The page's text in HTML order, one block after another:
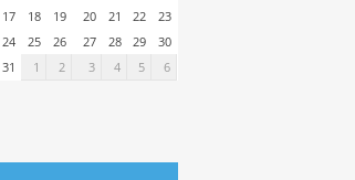
17
18 19 20 21 22
23
24
25 26 27 28 29
30
31
1 2 3 4 5 6